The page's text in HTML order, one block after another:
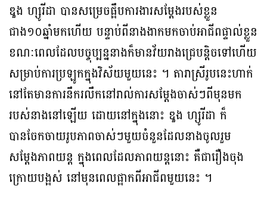
ឌួង ហ្សូរីដា បានសម្រេចផ្អឹបការងារសម្តែងរបស់ខ្លួន
ជាង១០ឆ្នាំមកហើយ បន្ទាប់ពីនាងងាកមកចាប់អាជីពផ្ទាល់ខ្លួន
ខណៈពេលដែលបច្ចុប្បន្ននាងក៏មានវ័យរាងជ្រេបន្តិចទៅហើយ
សម្រាប់ការប្រឡូកក្នុងវិស័យមួយនេះ ។ តារាស្រីរូបនេះហាក់
នៅតែមានការនឹករលឹកនៅរាល់ការសម្តែងចាស់ៗពីមុនមក
របស់នាងនៅឡើយ ដោយនៅក្នុងនោះ ឌួង ហ្សូរីដា ក៏
បានចែកចាយរូបភាពចាស់ៗមួយចំនួនដែលនាងចូលរួម
សម្តែងភាពយន្ត ក្នុងពេលដែលភាពយន្តនោះ គឺជារឿងចុង
ក្រោយបង្អស់ នៅមុនពេលផ្អាកពីអាជីពមួយនេះ ។